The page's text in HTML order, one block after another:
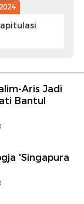
Aris Jadi
Bantul
'Singapura